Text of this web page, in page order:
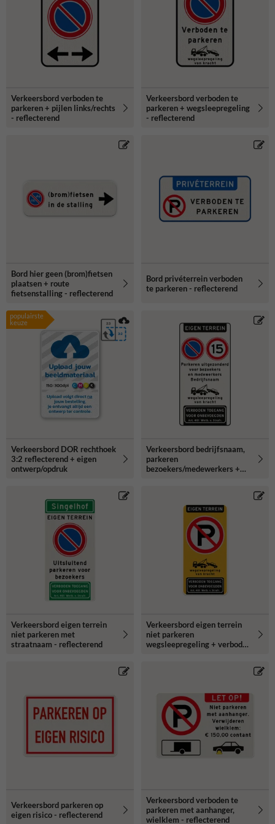
Verkeersbord verboden te
parkeren + pijlen links/rechts
- reflecterend
Verkeersbord verboden te
parkeren + wegsleepregeling
- reflecterend
Bord hier geen (brom)fietsen
plaatsen + route
fietsenstalling - reflecterend
Bord privéterrein verboden
te parkeren - reflecterend
populairste
keuze
Verkeersbord DOR rechthoek
3:2 reflecterend + eigen
ontwerp/opdruk
Verkeersbord bedrijfsnaam,
parkeren
bezoekers/medewerkers +
Verkeersbord eigen terrein
niet parkeren met
straatnaam - reflecterend
Verkeersbord eigen terrein
niet parkeren
wegsleepregeling + verboden
Verkeersbord parkeren op
eigen risico - reflecterend
Verkeersbord verboden te
parkeren met aanhanger,
wielklem - reflecterend